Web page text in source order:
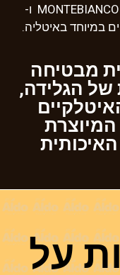
ומיוצרים בשני מפעלים איטלקיים – MONTEBIANCO ו-
מבטיחה
של הגלידה,
על